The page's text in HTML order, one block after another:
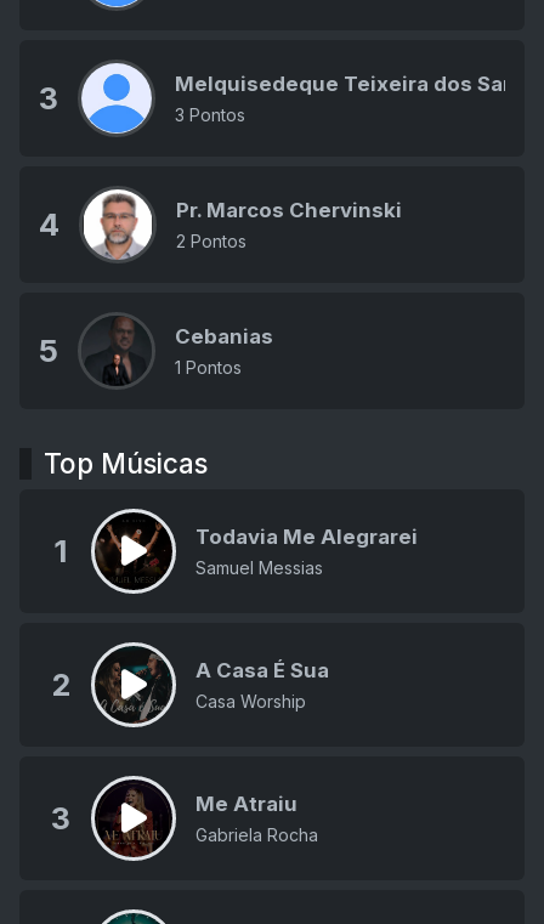
3 Melquisedeque Teixeira dos
3 Pontos
4 Pr. Marcos Chervinski
2 Pontos
5 Cebanias
1 Pontos
Top Músicas
1 Todavia Me Alegrarei
Samuel Messias
2 A Casa É Sua
Casa Worship
3 Me Atraiu
Gabriela Rocha